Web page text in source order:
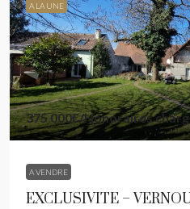
A LA UNE
375 000€/Honoraires
A VENDRE
EXCLUSIVITE –